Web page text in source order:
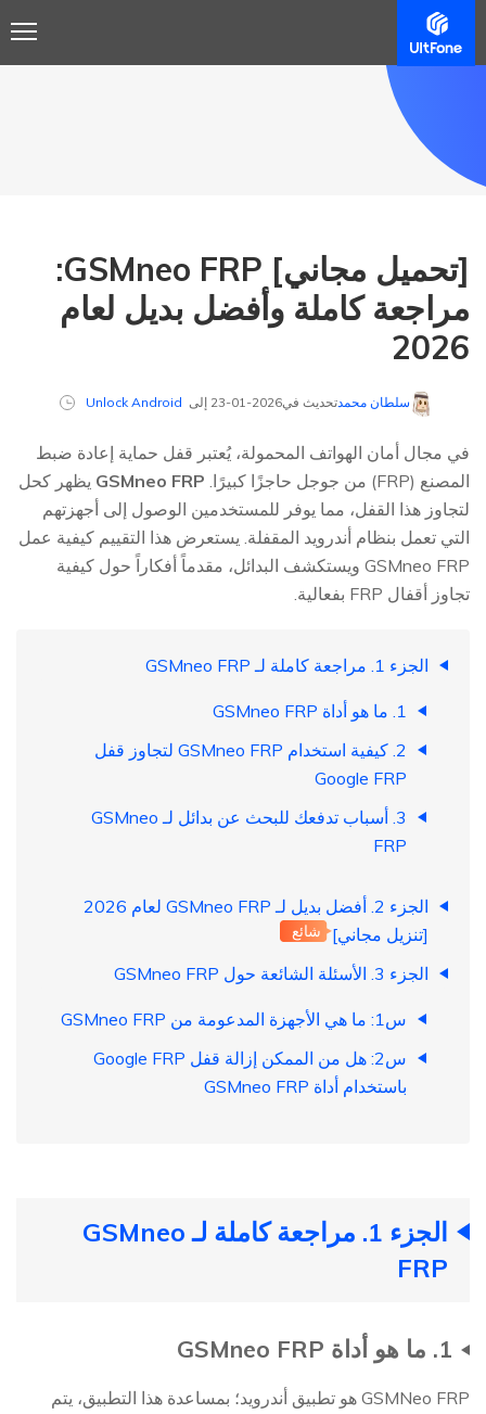
[تحميل مجاني] GSMneo FRP:
مراجعة كاملة وأفضل بديل لعام
2026
سلطان محمدتحديث في2026-01-23 إلى Unlock Android
في مجال أمان الهواتف المحمولة، يُعتبر قفل حماية إعادة ضبط
المصنع (FRP) من جوجل حاجزًا كبيرًا.
يظهر كحل
لتجاوز هذا القفل، مما يوفر للمستخدمين الوصول إلى أجهزتهم
التي تعمل بنظام أندرويد المقفلة. يستعرض هذا التقييم كيفية عمل
GSMneo FRP ويستكشف البدائل، مقدماً أفكاراً حول كيفية
تجاوز أقفال FRP بفعالية.
الجزء 1. مراجعة كاملة لـ GSMneo FRP
1. ما هو أداة GSMneo FRP
2. كيفية استخدام GSMneo FRP لتجاوز قفل
Google FRP
3. أسباب تدفعك للبحث عن بدائل لـ GSMneo
FRP
الجزء 2. أفضل بديل لـ GSMneo FRP لعام 2026
[تنزيل مجاني]
شائع
الجزء 3. الأسئلة الشائعة حول GSMneo FRP
س1: ما هي الأجهزة المدعومة من GSMneo FRP
س2: هل من الممكن إزالة قفل Google FRP
باستخدام أداة GSMneo FRP
الجزء 1. مراجعة كاملة لـ GSMneo
FRP
1. ما هو أداة GSMneo FRP
GSMNeo FRP هو تطبيق أندرويد؛ بمساعدة هذا التطبيق، يتم